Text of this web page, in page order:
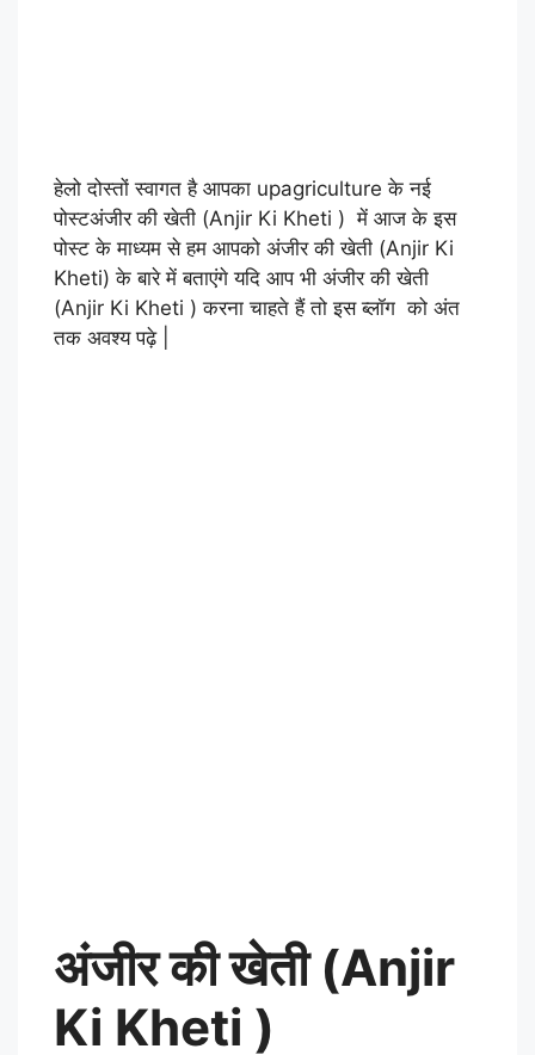
हेलो दोस्तों स्वागत है आपका upagriculture के नई
पोस्टअंजीर की खेती (Anjir Ki Kheti ) में आज के इस
पोस्ट के माध्यम से हम आपको अंजीर की खेती (Anjir Ki
Kheti) के बारे में बताएंगे यदि आप भी अंजीर की खेती
(Anjir Ki Kheti ) करना चाहते हैं तो इस ब्लॉग को अंत
तक अवश्य पढ़े |
अंजीर की खेती (Anjir
Ki Kheti )